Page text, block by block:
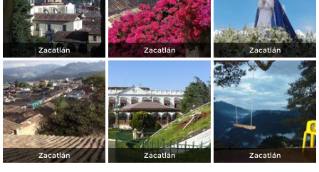
Zacatlán Zacatlán Zacatlán
Zacatlán Zacatlán Zacatlán